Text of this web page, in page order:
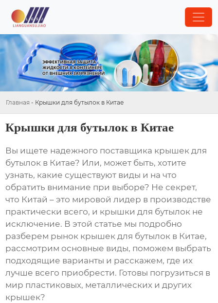
Главная - Крышки для бутылок в Китае
Крышки для бутылок в Китае
Вы ищете надежного поставщика крышек для
бутылок в Китае? Или, может быть, хотите
узнать, какие существуют виды и на что
обратить внимание при выборе? Не секрет,
что Китай – это мировой лидер в производстве
практически всего, и крышки для бутылок не
исключение. В этой статье мы подробно
разберем рынок крышек для бутылок в Китае,
рассмотрим основные виды, поможем выбрать
подходящие варианты и расскажем, где их
лучше всего приобрести. Готовы погрузиться в
мир пластиковых, металлических и других
крышек?